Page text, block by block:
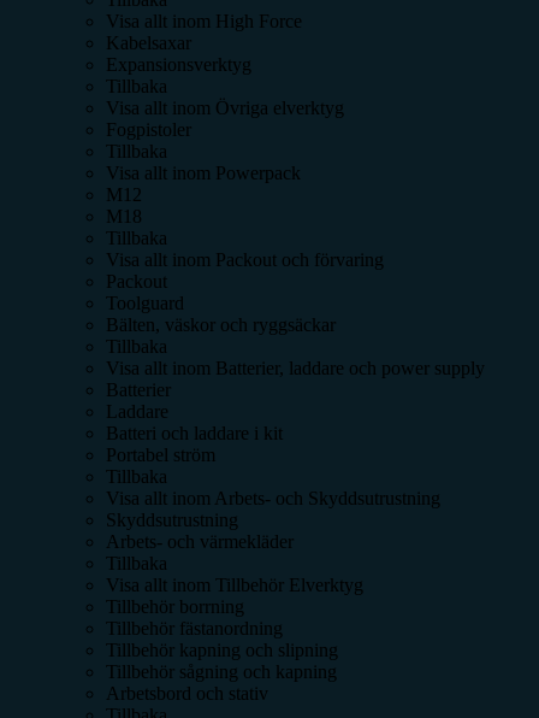
Visa allt inom High Force
Kabelsaxar
Expansionsverktyg
Tillbaka
Visa allt inom Övriga elverktyg
Fogpistoler
Tillbaka
Visa allt inom Powerpack
M12
M18
Tillbaka
Visa allt inom Packout och förvaring
Packout
Toolguard
Bälten, väskor och ryggsäckar
Tillbaka
Visa allt inom Batterier, laddare och power supply
Batterier
Laddare
Batteri och laddare i kit
Portabel ström
Tillbaka
Visa allt inom Arbets- och Skyddsutrustning
Skyddsutrustning
Arbets- och värmekläder
Tillbaka
Visa allt inom Tillbehör Elverktyg
Tillbehör borrning
Tillbehör fästanordning
Tillbehör kapning och slipning
Tillbehör sågning och kapning
Arbetsbord och stativ